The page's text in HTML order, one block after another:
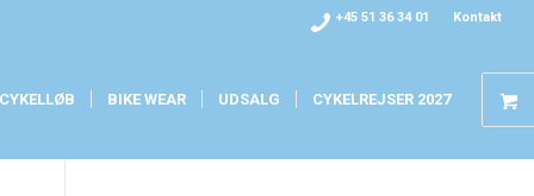
Kontakt
+45 51 36 34 01
BIKE WEAR UDSALG CYKELREJSER 2027